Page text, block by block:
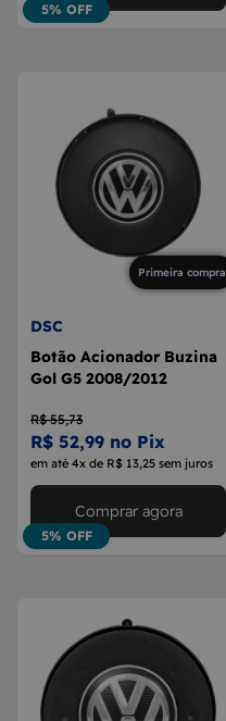
5% OFF
Primeira compra
DSC
Botão Acionador Buzina
Gol G5 2008/2012
R$ 55,73
R$ 52,99 no Pix
em até 4x de R$ 13,25 sem juros
5% OFF
Comprar agora